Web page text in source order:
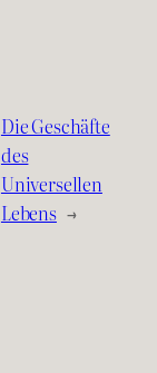
Die Geschäfte
des
Universellen
Lebens →